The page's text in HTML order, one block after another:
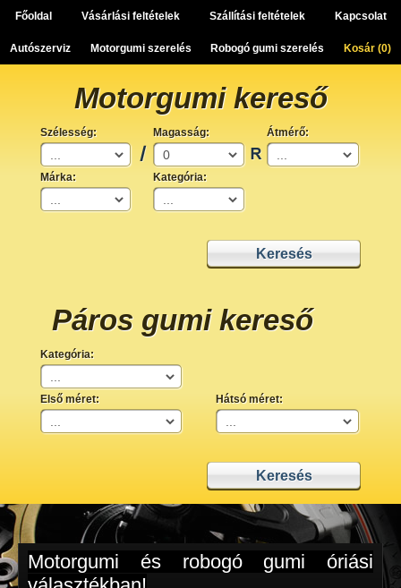
Főoldal Vásárlási feltételek Szállítási feltételek Kapcsolat
Autószerviz Motorgumi szerelés Robogó gumi szerelés Kosár (0)
Motorgumi kereső
Szélesség: Magasság: Átmérő:
Márka: Kategória:
Páros gumi kereső
Kategória:
Első méret: Hátsó méret:
Motorgumi és robogó gumi óriási